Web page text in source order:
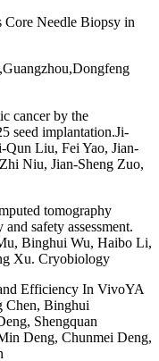
Core Needle Biopsy in
cancer by the
seed implantation.Ji-
Liu, Fei Yao, Jian-
Niu, Jian-Sheng Zuo,
tomography
safety assessment.
Binghui Wu, Haibo Li,
Xu. Cryobiology
Efficiency In VivoYA
Chen, Binghui
Shengquan
Deng, Chunmei Deng,